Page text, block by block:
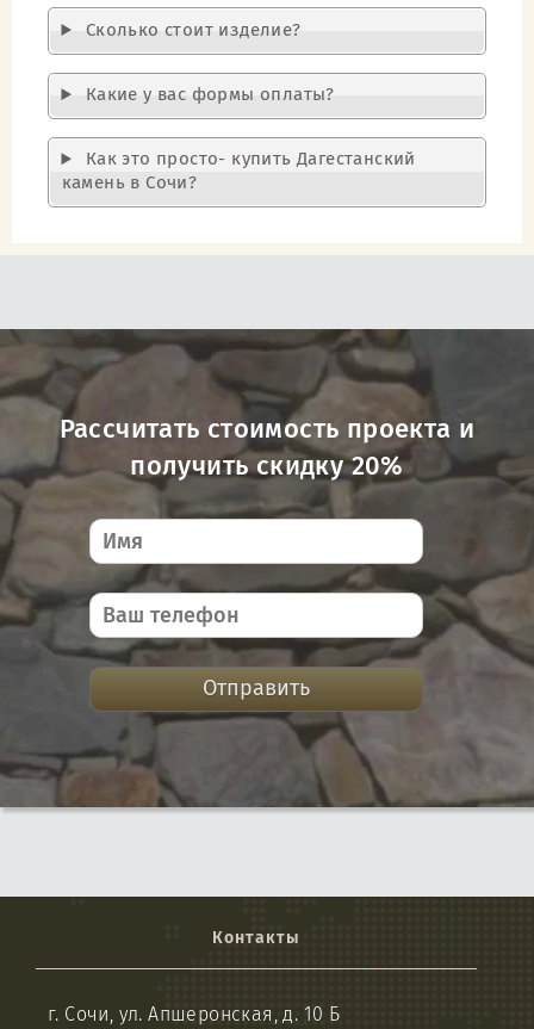
Cколько стоит изделие?
Какие у вас формы оплаты?
Как это просто- купить Дагестанский
камень в Сочи?
Рассчитать стоимость проекта и
получить скидку 20%
Отправить
Контакты
г. Сочи, ул. Апшеронская, д. 10 Б